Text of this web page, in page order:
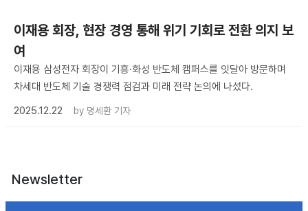
이재용 회장, 현장 경영 통해 위기 기회로 전환 의지 보
여
이재용 삼성전자 회장이 기흥·화성 반도체 캠퍼스를 잇달아 방문하며
차세대 반도체 기술 경쟁력 점검과 미래 전략 논의에 나섰다.
2025.12.22
by 명세환 기자
Newsletter